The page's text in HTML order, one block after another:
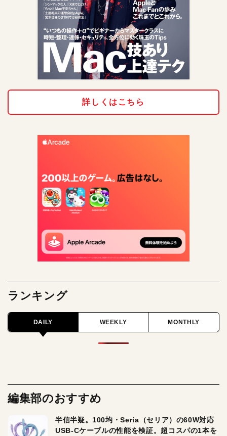
詳しくはこちら
ランキング
DAILY WEEKLY MONTHLY
編集部のおすすめ
半信半疑。100均・Seria（セリア）の60W対応
USB-Cケーブルの性能を検証。超コスパの1本を